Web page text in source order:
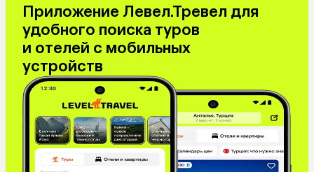
Приложение Левел.Тревел для
удобного поиска туров
и отелей с мобильных
устройств